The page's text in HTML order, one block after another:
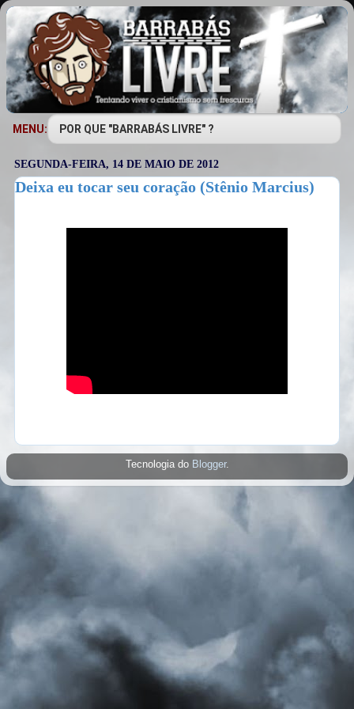
MENU:
SEGUNDA-FEIRA, 14 DE MAIO DE 2012
Deixa eu tocar seu coração (Stênio Marcius)
Tecnologia do Blogger.